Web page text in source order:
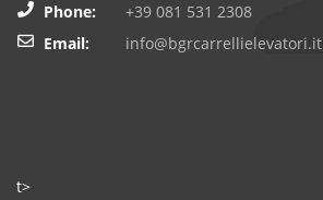
Phone:
+39 081 531 2308
Email:
info@bgrcarrellielevatori.it
t>